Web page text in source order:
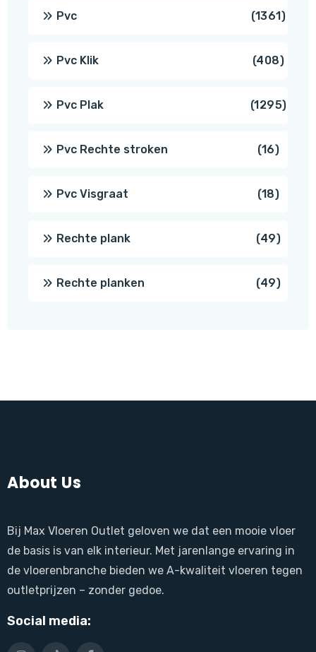
Pvc 13611361
Pvc Klik 408408
Pvc Plak 12951295
Pvc Rechte stroken 1616
Pvc Visgraat 1818
Rechte plank 4949
Rechte planken 4949
About Us
Bij Max Vloeren Outlet geloven we dat een mooie vloer
de basis is van elk interieur. Met jarenlange ervaring in
de vloerenbranche bieden we A-kwaliteit vloeren tegen
outletprijzen – zonder gedoe.
Social media: